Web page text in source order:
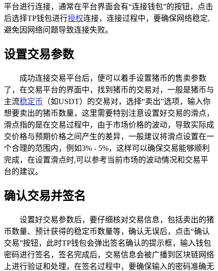
平台进行连接，通常在平台界面会有“连接钱包”的按钮，点击
后选择TP钱包进行授权连接，连接过程中，要确保网络稳定,
避免因网络问题导致连接失败。
设置交易参数
成功连接交易平台后，便可以着手设置猪币的售卖参数
了，在交易平台的界面中，找到猪币的交易对，一般是猪币与
主流稳定币
（如USDT）的交易对，选择“卖出”选项，输入你
想要卖出的猪币数量，这里需要特别注意设置好交易的滑点，
滑点指的是在交易过程中，由于市场价格的波动，导致实际成
交价格与预期价格之间产生的差异，一般建议将滑点设置在一
个合理的范围内，例如3% - 5%，这样可以确保交易能够顺利
完成，在设置滑点时,可以参考当前市场的波动情况和交易平
台的建议。
确认交易并签名
设置好交易参数后，要仔细核对交易信息，包括卖出的猪
币数量、预计获得的稳定币数量等，确认无误后，点击“确认
交易”按钮，此时TP钱包会弹出签名确认的提示框，输入钱包
密码进行签名，签名完成后，交易信息会被广播到区块链网络
上进行验证和处理，在签名过程中，要确保输入的密码准确无